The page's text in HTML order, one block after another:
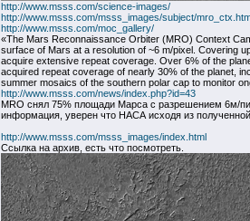
http://www.msss.com/science-images/
http://www.msss.com/msss_images/subject/
http://www.msss.com/moc_gallery/
«The Mars Reconnaissance Orbiter (MRO) Context
surface of Mars at a resolution of ~6 m/pixel. Covering
acquire extensive repeat coverage. Over 6% of the
acquired repeat coverage of nearly 30% of the planet,
summer mosaics of the southern polar cap to monitor
http://www.msss.com/news/index.php?id=43
MRO снял 75% площади Марса с разрешением 6м/
информация, уверен что НАСА исходя из
http://www.msss.com/msss_images/index.html
Ссылка на архив, есть что посмотреть.